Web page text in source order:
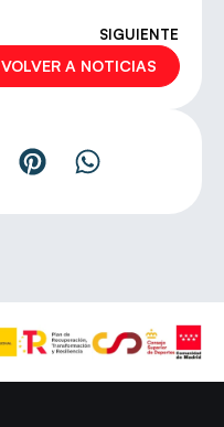
SIGUIENTE
VOLVER A NOTICIAS